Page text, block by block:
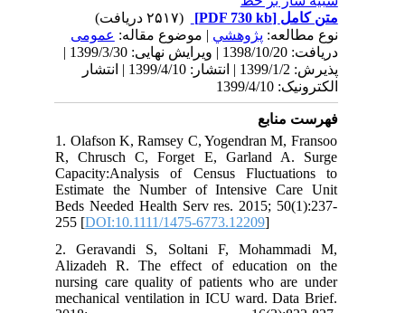
متن کامل[PDF 730 kb]
نوع مطالعه:پژوهشي| موضوع مقاله:عمومى
دریافت: 1398/10/20 | ویرایش نهایی: 1399/3/30 |
پذیرش: 1399/1/2 | انتشار: 1399/4/10 | انتشار
الکترونیک: 1399/4/10
فهرست منابع
1. Olafson K, Ramsey C, Yogendran M, Fransoo
R, Chrusch C, Forget E, Garland A. Surge
Capacity:Analysis of Census Fluctuations to
Estimate the Number of Intensive Care Unit
Beds Needed Health Serv res. 2015; 50(1):237-
255 [DOI:10.1111/1475-6773.12209
2. Geravandi S, Soltani F, Mohammadi M,
Alizadeh R. The effect of education on the
nursing care quality of patients who are under
mechanical ventilation in ICU ward. Data Brief.